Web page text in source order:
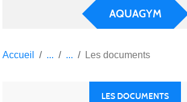
AQUAGYM
Accueil Les documents
LES DOCUMENTS